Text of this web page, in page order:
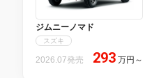
ジムニーノマド
スズキ
2026.07発売 293 万円 ～